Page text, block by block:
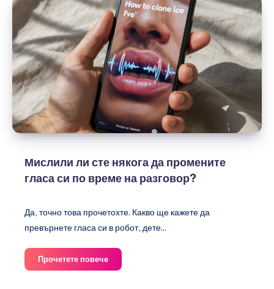
Мислили ли сте някога да промените
гласа си по време на разговор?
Да, точно това прочетохте. Какво ще кажете да
превърнете гласа си в робот, дете...
Прочетете повечеМислили
ли